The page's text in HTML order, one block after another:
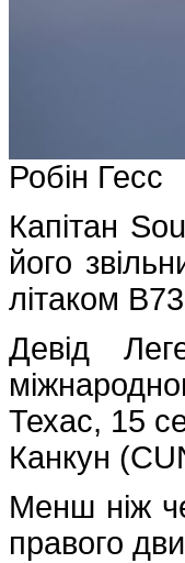
Робін Гесс
Капітан
його
літаком
Девід
Техас, 15
Канкун
Менш ніж
правого